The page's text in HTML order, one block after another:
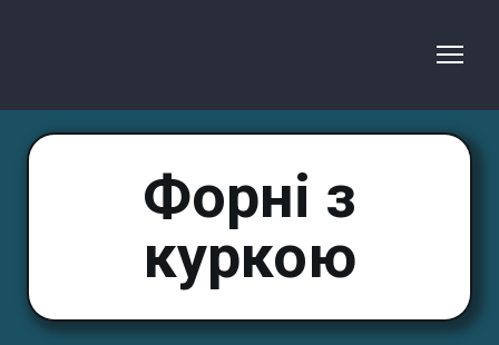
Форні з
куркою